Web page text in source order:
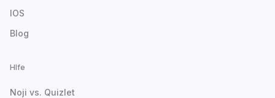
IOS
Blog
Hlfe
Noji vs. Quizlet